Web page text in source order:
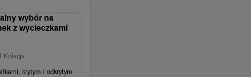
wybór na
z wycieczkami
Kolacja
krytym i odkrytym